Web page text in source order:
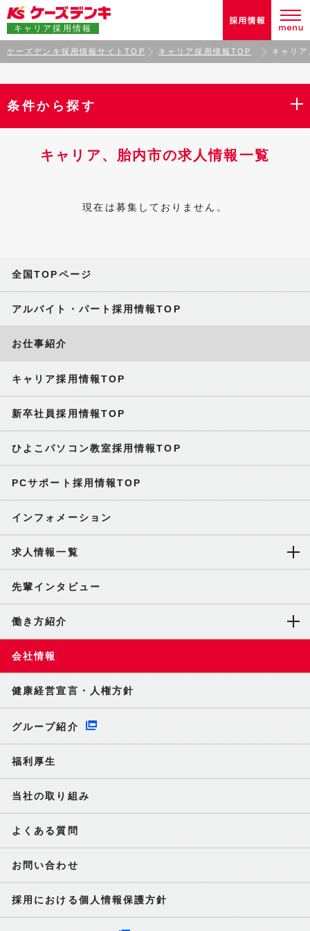
キャリア採用情報
ケーズデンキ採用情報サイトTOP キャリア採用情報TOP キャリ
条件から探す
キャリア、胎内市の求人情報一覧
現在は募集しておりません。
全国TOPページ
アルバイト・パート採用情報TOP
お仕事紹介
キャリア採用情報TOP
新卒社員採用情報TOP
ひよこパソコン教室採用情報TOP
PCサポート採用情報TOP
インフォメーション
求人情報一覧
先輩インタビュー
働き方紹介
会社情報
健康経営宣言・人権方針
グループ紹介
福利厚生
当社の取り組み
よくある質問
お問い合わせ
採用における個人情報保護方針